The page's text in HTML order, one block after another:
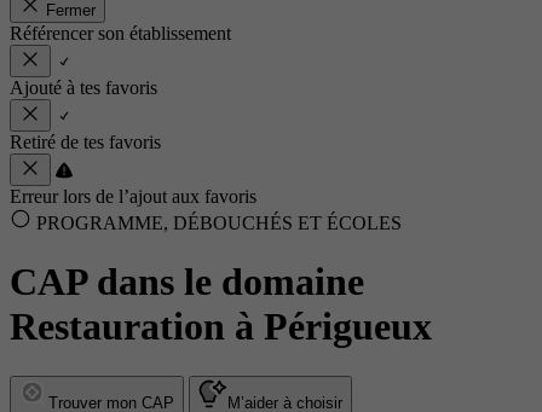
Fermer
Référencer son établissement
Ajouté à tes favoris
Retiré de tes favoris
Erreur lors de l’ajout aux favoris
PROGRAMME, DÉBOUCHÉS ET ÉCOLES
CAP dans le domaine
Restauration à Périgueux
Trouver mon CAP M’aider à choisir